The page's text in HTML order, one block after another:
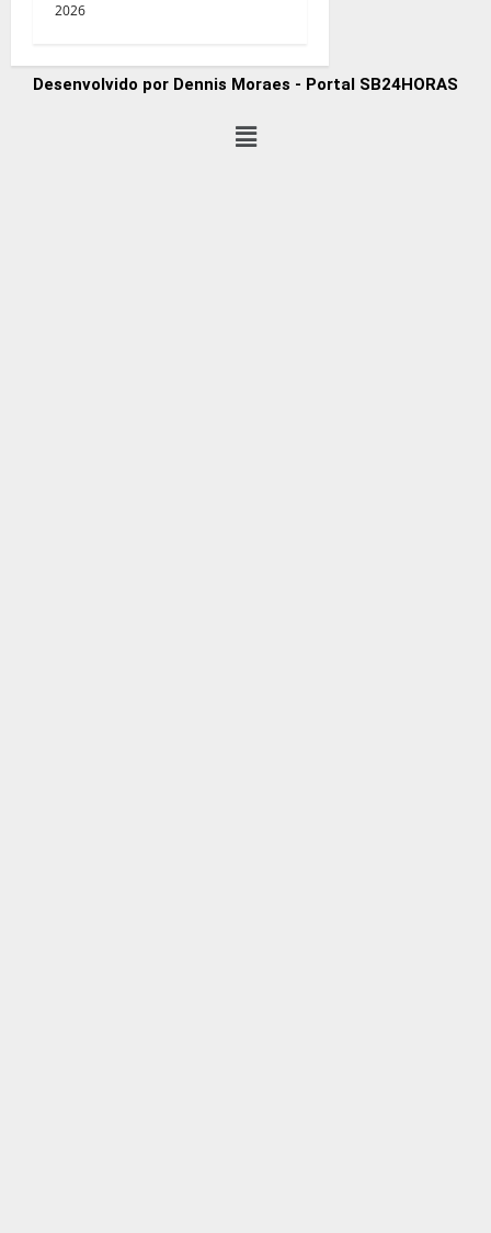
2026
Desenvolvido por Dennis Moraes - Portal SB24HORAS